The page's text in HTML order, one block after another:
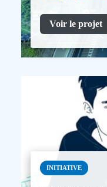
Voir le projet
INITIATIVE